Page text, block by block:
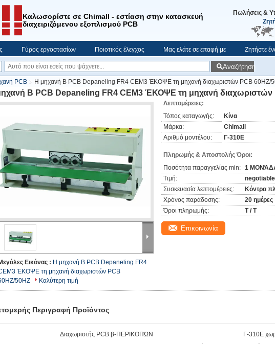
Καλωσορίστε σε Chimall - εστίαση στην κατασκευή
διαχειριζόμενου εξοπλισμού PCB
Πωλήσεις &
Γύρος εργοστασίων Ποιοτικός έλεγχος Μας ελάτε σε επαφή με Ζητήστε
Αναζήτηση
PCB
Η μηχανή Β PCB Depaneling FR4 CEM3 ΈΚΟΨΕ τη μηχανή διαχωριστών PCB 60HZ/
Β PCB Depaneling FR4 CEM3 ΈΚΟΨΕ τη μηχανή διαχωριστών
Εικόνας : Η μηχανή Β PCB Depaneling FR4
ΈΚΟΨΕ τη μηχανή διαχωριστών PCB
50HZ
Καλύτερη τιμή
Λεπτομέρειες:
Τόπος καταγωγής:
Κίνα
Μάρκα:
Chimall
Αριθμό μοντέλου:
Γ-310E
Πληρωμής & Αποστολής Όροι:
Ποσότητα παραγγελίας min: 1
Τιμή:
negotiable
Συσκευασία λεπτομέρειες:
Κόντρα
Χρόνος παράδοσης:
20 ημέρες
Όροι πληρωμής:
T / T
Επικοινωνία
Περιγραφή Προϊόντος
Διαχωριστής PCB β-ΠΕΡΙΚΟΠΏΝ
Γ-310E